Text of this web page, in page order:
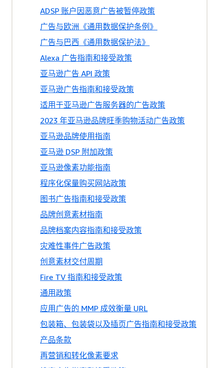
ADSP 账户因恶意广告被暂停政策
广告与欧洲《通用数据保护条例》
广告与巴西《通用数据保护法》
Alexa 广告指南和接受政策
亚马逊广告 API 政策
亚马逊广告指南和接受政策
适用于亚马逊广告服务器的广告政策
2023 年亚马逊品牌旺季购物活动广告政策
亚马逊品牌使用指南
亚马逊 DSP 附加政策
亚马逊像素功能指南
程序化保量购买网站政策
图书广告指南和接受政策
品牌创意素材指南
品牌档案内容指南和接受政策
灾难性事件广告政策
创意素材交付周期
Fire TV 指南和接受政策
通用政策
应用广告的 MMP 成效衡量 URL
包装箱、包装袋以及插页广告指南和接受政策
产品条款
再营销和转化像素要求